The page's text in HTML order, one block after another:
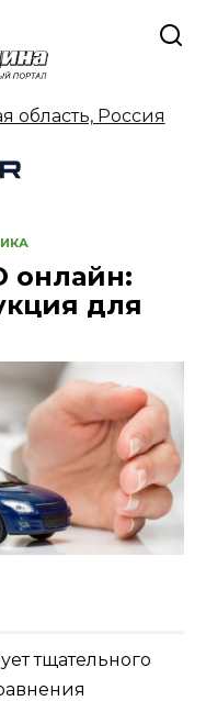
область, Россия
онлайн:
для
тщательного